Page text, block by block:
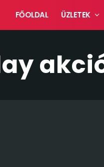
FŐOLDAL ÜZLETEK